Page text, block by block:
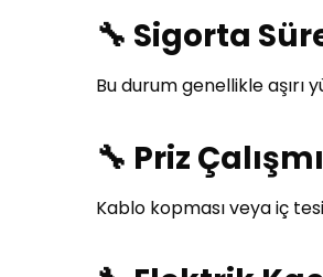
🔧 Sigorta
Bu durum genellikle
🔧 Priz
Kablo kopması veya iç